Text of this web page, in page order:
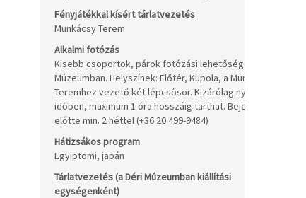
Fényjátékkal kísért tárlatvezetés
Munkácsy Terem
Alkalmi fotózás
Kisebb csoportok, párok fotózási lehetősége a Déri
Múzeumban. Helyszínek: Előtér, Kupola, a Munkácsy
Teremhez vezető két lépcsősor. Kizárólag nyitva tartási
időben, maximum 1 óra hosszáig tarthat. Bejelentkezés:
előtte min. 2 héttel (+36 20 499-9484)
Hátizsákos program
Egyiptomi, japán
Tárlatvezetés (a Déri Múzeumban kiállítási
egységenként)